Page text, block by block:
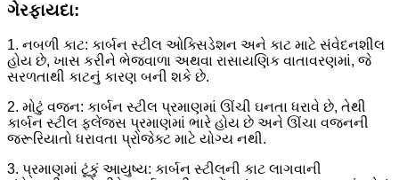
ગેરફાયદા:
1. નબળી કાટ: કાર્બન સ્ટીલ ઓક્સિડેશન અને કાટ માટે સંવેદનશીલ
હોય છે, ખાસ કરીને ભેજવાળા અથવા રાસાયણિક વાતાવરણમાં, જે
સરળતાથી કાટનું કારણ બની શકે છે.
2. મોટું વજન: કાર્બન સ્ટીલ પ્રમાણમાં ઊંચી ઘનતા ધરાવે છે, તેથી
કાર્બન સ્ટીલ ફ્લેંજ્સ પ્રમાણમાં ભારે હોય છે અને ઊંચા વજનની
જરૂરિયાતો ધરાવતા પ્રોજેક્ટ માટે યોગ્ય નથી.
3. પ્રમાણમાં ટૂંકું આયુષ્ય: કાર્બન સ્ટીલની કાટ લાગવાની